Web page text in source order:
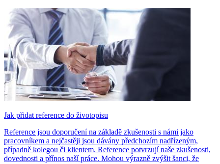
Jak přidat reference do životopisu
Reference jsou doporučení na základě zkušenosti s námi jako
pracovníkem a nejčastěji jsou dávány předchozím nadřízeným,
případně kolegou či klientem. Reference potvrzují naše zkušenosti,
dovednosti a přínos naší práce. Mohou výrazně zvýšit šanci, že